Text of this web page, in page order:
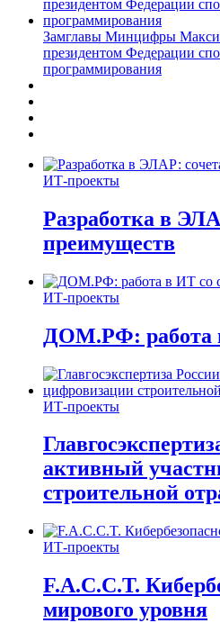
Замглавы Минцифры
президентом Федерации
программирования
ИТ-проекты
Разработка в
преимуществ
ИТ-проекты
ДОМ.РФ: работа
ИТ-проекты
активный
строительной
ИТ-проекты
F.A.C.C.T.
мирового уровня